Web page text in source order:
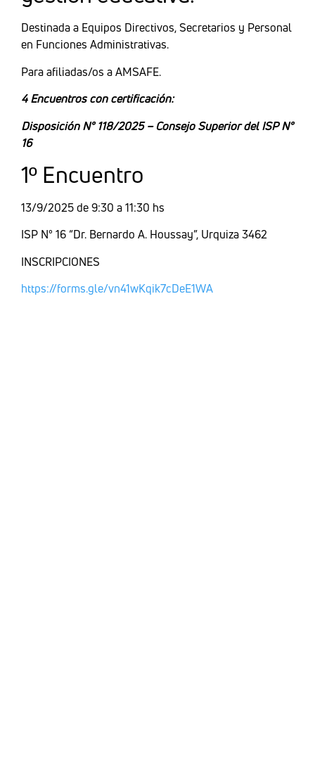
Destinada a Equipos Directivos, Secretarios y Personal
en Funciones Administrativas.
Para afiliadas/os a AMSAFE.
4 Encuentros con certificación:
Disposición N° 118/2025 – Consejo Superior del ISP N°
16
1º Encuentro
13/9/2025 de 9:30 a 11:30 hs
ISP N° 16 “Dr. Bernardo A. Houssay”, Urquiza 3462
INSCRIPCIONES
https://forms.gle/vn41wKqik7cDeE1WA